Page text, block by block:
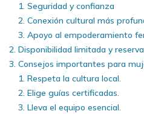
Seguridad y confianza
Conexión cultural más
Apoyo al empoderamiento
Disponibilidad limitada y
Consejos importantes para
Respeta la cultura local.
Elige guías certificadas.
Lleva el equipo esencial.